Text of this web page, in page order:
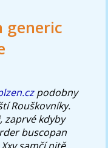
generic
podobny
Rouškovníky.
zaprvé kdyby
buscopan